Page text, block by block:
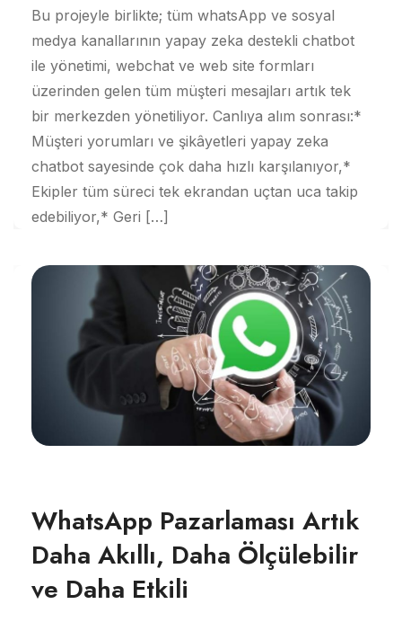
Bu projeyle birlikte; tüm whatsApp ve sosyal
medya kanallarının yapay zeka destekli chatbot
ile yönetimi, webchat ve web site formları
üzerinden gelen tüm müşteri mesajları artık tek
bir merkezden yönetiliyor. Canlıya alım sonrası:*
Müşteri yorumları ve şikâyetleri yapay zeka
chatbot sayesinde çok daha hızlı karşılanıyor,*
Ekipler tüm süreci tek ekrandan uçtan uca takip
edebiliyor,* Geri […]
WhatsApp Pazarlaması Artık
Daha Akıllı, Daha Ölçülebilir
ve Daha Etkili